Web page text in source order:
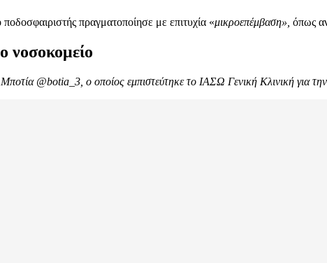
πραγματοποίησε με επιτυχία «μικροεπέμβαση», όπως
νοσοκομείο
@botia_3, ο οποίος εμπιστεύτηκε το ΙΑΣΩ Γενική Κλινική για